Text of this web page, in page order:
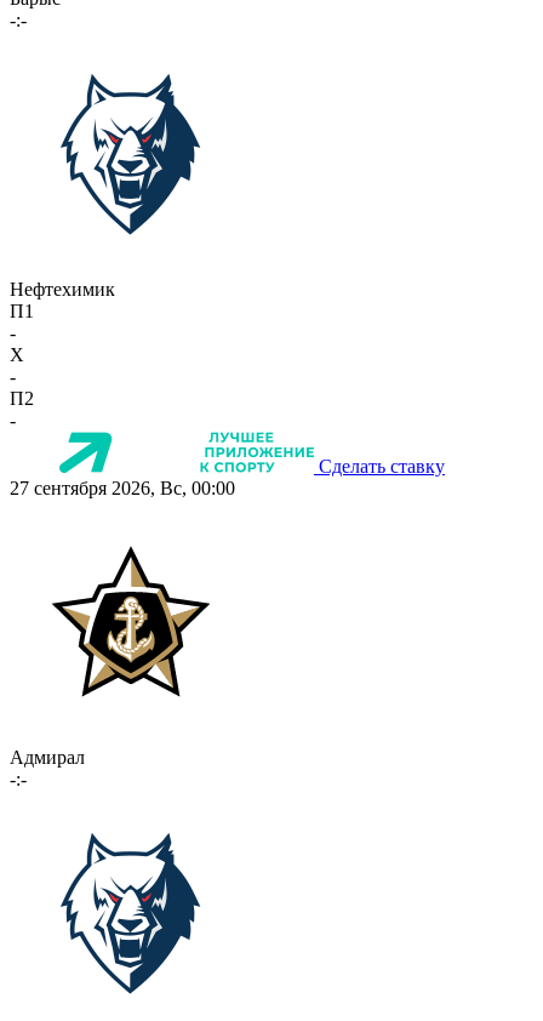
-:-
Нефтехимик
П1
-
X
-
П2
-
Сделать ставку
27 сентября 2026, Вс, 00:00
Адмирал
-:-